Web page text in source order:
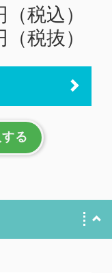
税込）
税抜）
る